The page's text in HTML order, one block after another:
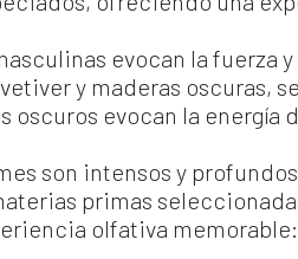
evocan la fuerza
y maderas oscuras,
oscuros evocan la energía
son intensos y
primas
olfativa